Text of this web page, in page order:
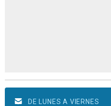
DE LUNES A VIERNES